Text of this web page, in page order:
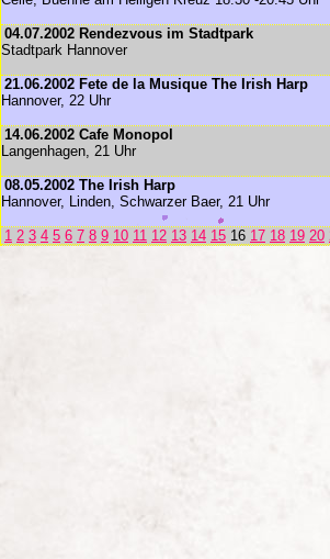
04.07.2002 Rendezvous im Stadtpark
Stadtpark Hannover
21.06.2002 Fete de la Musique The Irish Harp
Hannover, 22 Uhr
14.06.2002 Cafe Monopol
Langenhagen, 21 Uhr
08.05.2002 The Irish Harp
Hannover, Linden, Schwarzer Baer, 21 Uhr
1 2 3 4 5 6 7 8 9 10 11 12 13 14 15 16 17 18 19 20